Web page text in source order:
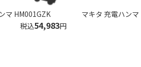
マ HM001GZK
税込54,983円
マキタ 充電ハンマ